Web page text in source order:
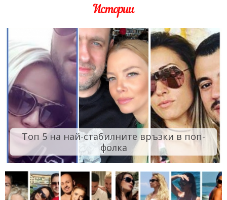
Истории
Топ 5 на най-стабилните връзки в поп-
фолка